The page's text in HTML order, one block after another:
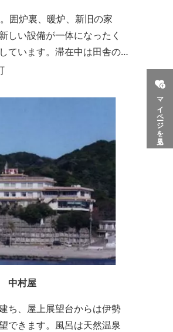
マイページを見る
囲炉裏、暖炉、新旧の家
しい設備が一体になったく
ています。滞在中は田舎の
古民家の快適さをお楽しみ
します。 《 チェックアウト
中村屋
ち、屋上展望台からは伊勢
できます。風呂は天然温泉